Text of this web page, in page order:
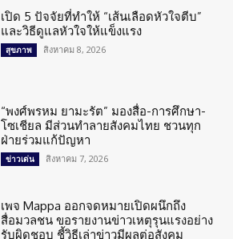
เปิด 5 ปัจจัยที่ทำให้ “เส้นเลือดหัวใจตีบ”
และวิธีดูแลหัวใจให้แข็งแรง
สุขภาพ สิงหาคม 8, 2026
“พงศ์พรหม ยามะรัต” มองสื่อ-การศึกษา-
โซเชียล มีส่วนทำลายสังคมไทย ชวนทุก
ฝ่ายร่วมแก้ปัญหา
ข่าวเด่น สิงหาคม 7, 2026
เพจ Mappa ออกจดหมายเปิดผนึกถึง
สื่อมวลชน ขอรายงานข่าวเหตุรุนแรงอย่าง
รับผิดชอบ ชี้วิธีเล่าข่าวมีผลต่อสังคม